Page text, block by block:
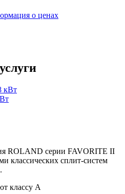
о ценах
ROLAND серии FAVORITE II
классических сплит-систем
классу А